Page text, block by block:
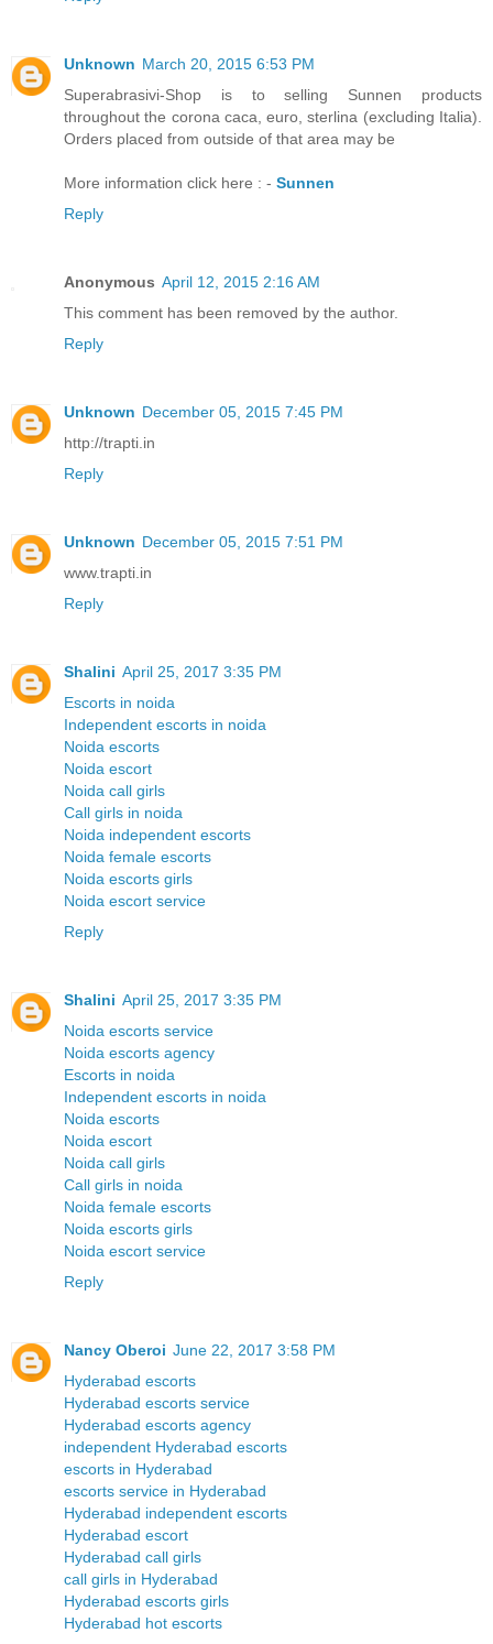
Unknown March 20, 2015 6:53 PM
Superabrasivi-Shop is to selling Sunnen products
throughout the corona caca, euro, sterlina (excluding Italia).
Orders placed from outside of that area may be
More information click here : - Sunnen
Reply
Anonymous April 12, 2015 2:16 AM
This comment has been removed by the author.
Reply
Unknown December 05, 2015 7:45 PM
http://trapti.in
Reply
Unknown December 05, 2015 7:51 PM
www.trapti.in
Reply
Shalini April 25, 2017 3:35 PM
Escorts in noida
Independent escorts in noida
Noida escorts
Noida escort
Noida call girls
Call girls in noida
Noida independent escorts
Noida female escorts
Noida escorts girls
Noida escort service
Reply
Shalini April 25, 2017 3:35 PM
Noida escorts service
Noida escorts agency
Escorts in noida
Independent escorts in noida
Noida escorts
Noida escort
Noida call girls
Call girls in noida
Noida female escorts
Noida escorts girls
Noida escort service
Reply
Nancy Oberoi June 22, 2017 3:58 PM
Hyderabad escorts
Hyderabad escorts service
Hyderabad escorts agency
independent Hyderabad escorts
escorts in Hyderabad
escorts service in Hyderabad
Hyderabad independent escorts
Hyderabad escort
Hyderabad call girls
call girls in Hyderabad
Hyderabad escorts girls
Hyderabad hot escorts